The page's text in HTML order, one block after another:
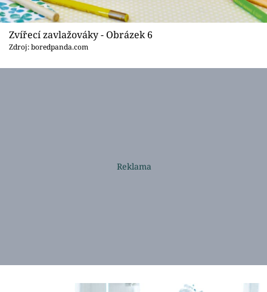
Zvířecí zavlažováky - Obrázek 6
Zdroj: boredpanda.com